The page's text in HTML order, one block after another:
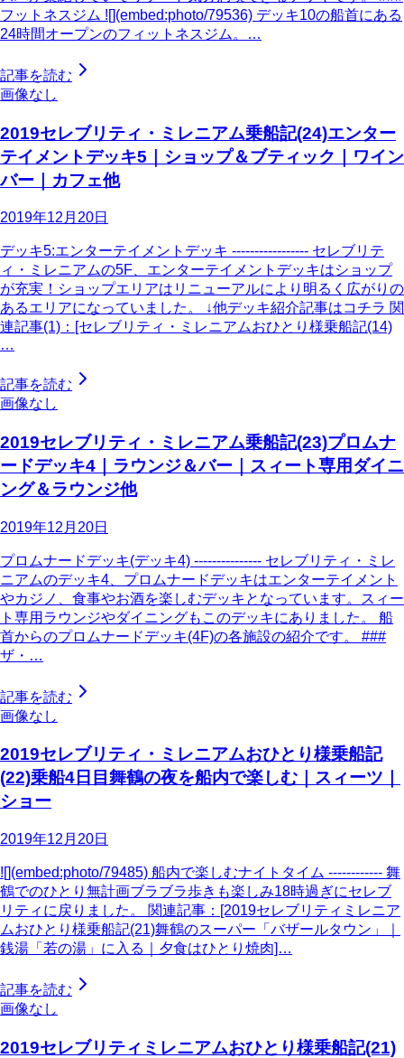
フットネスジム ![](embed:photo/79536) デッキ10の船首にある
24時間オープンのフィットネスジム。…
記事を読む
画像なし
2019セレブリティ・ミレニアム乗船記(24)エンター
テイメントデッキ5｜ショップ＆ブティック｜ワイン
バー｜カフェ他
2019年12月20日
デッキ5:エンターテイメントデッキ ----------------- セレブリテ
ィ・ミレニアムの5F、エンターテイメントデッキはショップ
が充実！ショップエリアはリニューアルにより明るく広がりの
あるエリアになっていました。 ↓他デッキ紹介記事はコチラ 関
連記事(1)：[セレブリティ・ミレニアムおひとり様乗船記(14)
…
記事を読む
画像なし
2019セレブリティ・ミレニアム乗船記(23)プロムナ
ードデッキ4｜ラウンジ＆バー｜スィート専用ダイニ
ング＆ラウンジ他
2019年12月20日
プロムナードデッキ(デッキ4) --------------- セレブリティ・ミレ
ニアムのデッキ4、プロムナードデッキはエンターテイメント
やカジノ、食事やお酒を楽しむデッキとなっています。スィー
ト専用ラウンジやダイニングもこのデッキにありました。 船
首からのプロムナードデッキ(4F)の各施設の紹介です。 ###
ザ・…
記事を読む
画像なし
2019セレブリティ・ミレニアムおひとり様乗船記
(22)乗船4日目舞鶴の夜を船内で楽しむ｜スィーツ｜
ショー
2019年12月20日
![](embed:photo/79485) 船内で楽しむナイトタイム ------------ 舞
鶴でのひとり無計画ブラブラ歩きも楽しみ18時過ぎにセレブ
リティに戻りました。 関連記事：[2019セレブリティミレニア
ムおひとり様乗船記(21)舞鶴のスーパー「バザールタウン」｜
銭湯「若の湯」に入る｜夕食はひとり焼肉]…
記事を読む
画像なし
2019セレブリティミレニアムおひとり様乗船記(21)